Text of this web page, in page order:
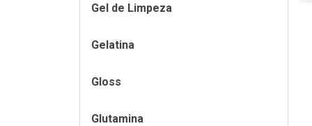
Gel de Limpeza
Gelatina
Gloss
Glutamina